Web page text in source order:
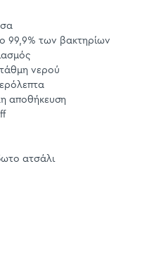
99,9% των βακτηρίων
νερού
αποθήκευση
ατσάλι